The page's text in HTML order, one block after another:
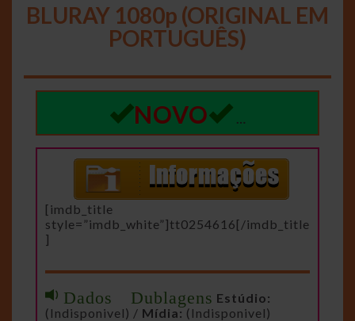
BLURAY 1080p (ORIGINAL EM
PORTUGUÊS)
NOVO …
[imdb_title
style=”imdb_white”]tt0254616[/imdb_title
]
Dados Dublagens Estúdio:
(Indisponivel) / Mídia:(Indisponivel)